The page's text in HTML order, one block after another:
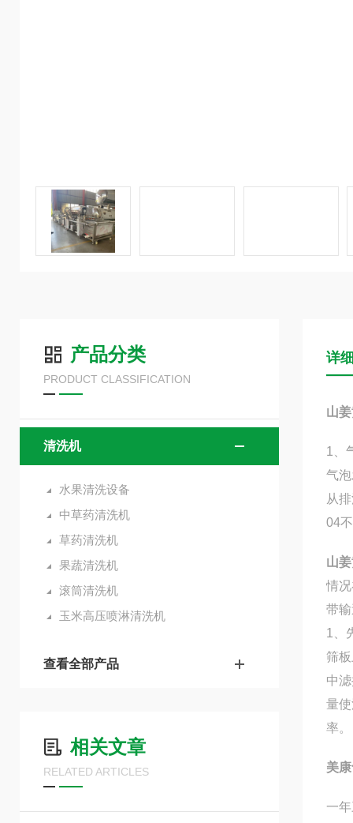
产品分类
PRODUCT CLASSIFICATION
清洗机
水果清洗设备
中草药清洗机
草药清洗机
果蔬清洗机
滚筒清洗机
玉米高压喷淋清洗机
查看全部产品
相关文章
RELATED ARTICLES
详
山
1、
气
从
04
山
情
带
1、
筛
中
量
率。
美
一